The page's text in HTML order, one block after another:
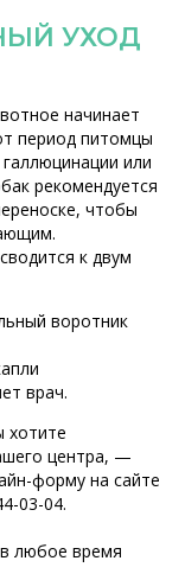
УХОД
начинает
период питомцы
или
рекомендуется
чтобы
к двум
воротник
врач.
хотите
центра, —
форму на сайте
03-04.
любое время